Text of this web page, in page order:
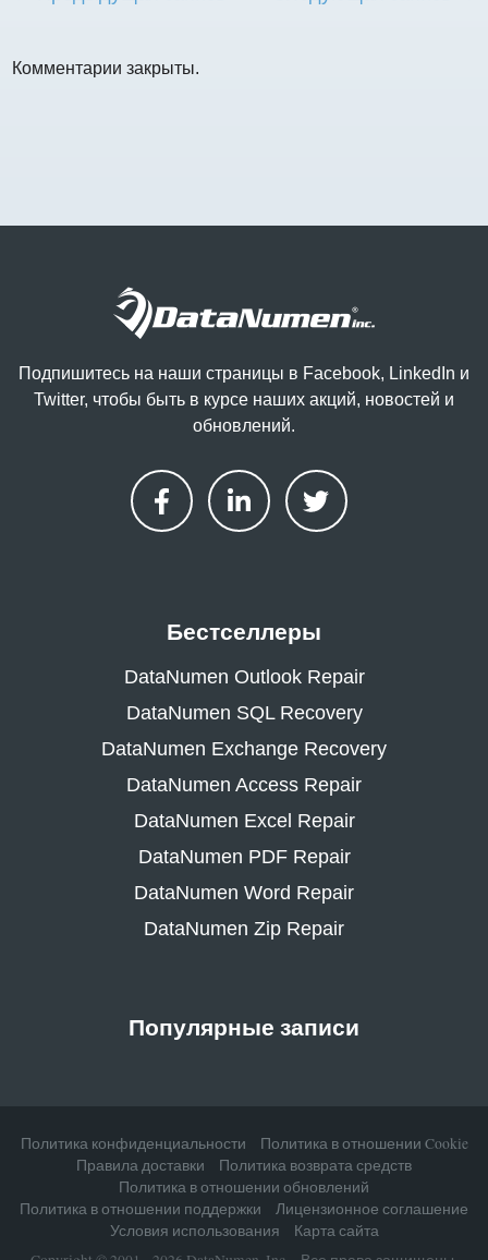
Комментарии закрыты.
Подпишитесь на наши страницы в Facebook, LinkedIn и
Twitter, чтобы быть в курсе наших акций, новостей и
обновлений.
Бестселлеры
DataNumen Outlook Repair
DataNumen SQL Recovery
DataNumen Exchange Recovery
DataNumen Access Repair
DataNumen Excel Repair
DataNumen PDF Repair
DataNumen Word Repair
DataNumen Zip Repair
Популярные записи
Политика конфиденциальности
Политика в отношении Cookie
Правила доставки
Политика возврата средств
Политика в отношении обновлений
Политика в отношении поддержки
Лицензионное соглашение
Условия использования
Карта сайта